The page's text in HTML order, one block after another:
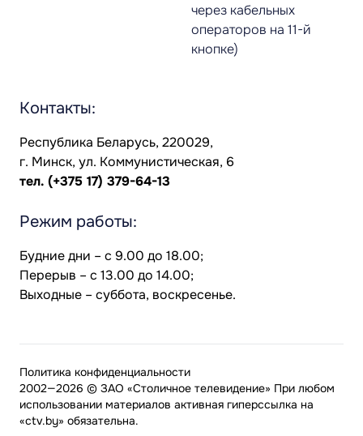
через кабельных
операторов на 11-й
кнопке)
Контакты:
Республика Беларусь, 220029,
г. Минск, ул. Коммунистическая, 6
тел. (+375 17) 379-64-13
Режим работы:
Будние дни – с 9.00 до 18.00;
Перерыв – с 13.00 до 14.00;
Выходные – суббота, воскресенье.
2002—2026 © ЗАО «Столичное телевидение» При любом
использовании материалов активная гиперссылка на
«ctv.by» обязательна.
Политика конфиденциальности